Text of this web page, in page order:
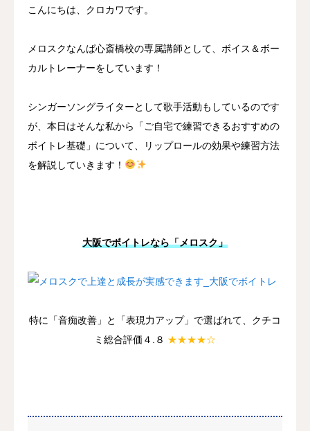
こんにちは、クロカワです。
メロスクなんば心斎橋校の専属講師として、ボイス＆ボー
カルトレーナーをしています！
シンガーソングライターとして歌手活動もしているのです
が、本日はそんな私から「ご自宅で練習できるおすすめの
ボイトレ基礎」について、リップロールの効果や練習方法
を解説していきます！
大阪でボイトレなら「メロスク」
特に「音痴改善」と「表現力アップ」で選ばれて、クチコ
ミ総合評価４.８ ★★★★☆